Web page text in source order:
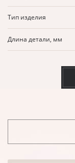
Тип изделия
Длина детали, мм